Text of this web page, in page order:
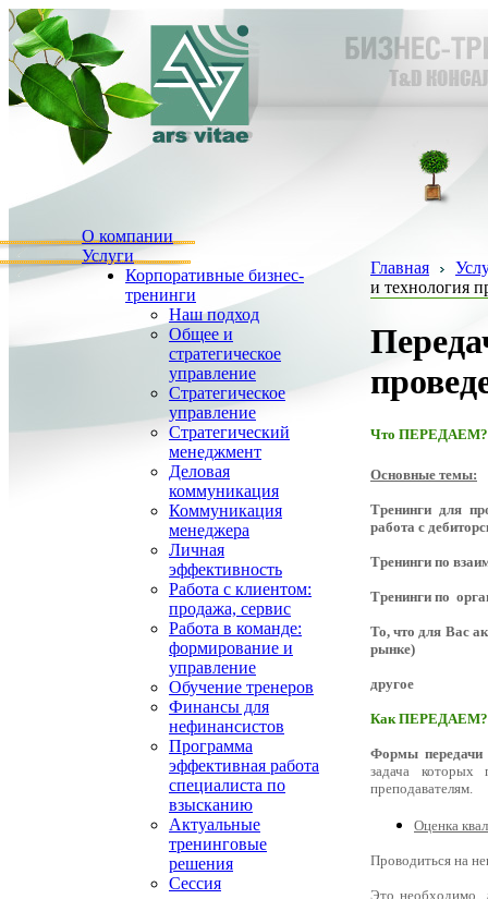
О компании
Услуги
Корпоративные бизнес-
тренинги
Наш подход
Общее и
стратегическое
управление
Стратегическое
управление
Стратегический
менеджмент
Деловая
коммуникация
Коммуникация
менеджера
Личная
эффективность
Работа с клиентом:
продажа, сервис
Работа в команде:
формирование и
управление
Обучение тренеров
Финансы для
нефинансистов
Программа
эффективная работа
специалиста по
взысканию
Актуальные
тренинговые
решения
Сессия
Главная
и технология
Что ПЕРЕДАЕМ?
Основные темы:
Тренинги для
работа с
Тренинги по
Тренинги по
То, что для Вас
рынке)
другое
Как ПЕРЕДАЕМ?
Формы передачи
задача которых
преподавателям.
Оценка
Проводиться на
Это необходимо,